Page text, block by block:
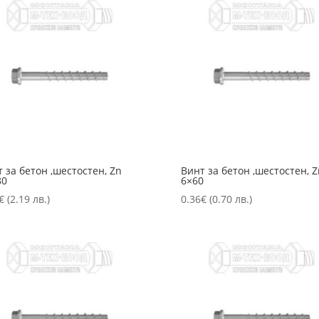
за бетон ,шестостен, Zn
(2.19 лв.)
Винт за бетон ,шестостен,
6×60
0.36€ (0.70 лв.)